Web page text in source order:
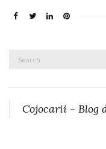
Cojocarii - Blog